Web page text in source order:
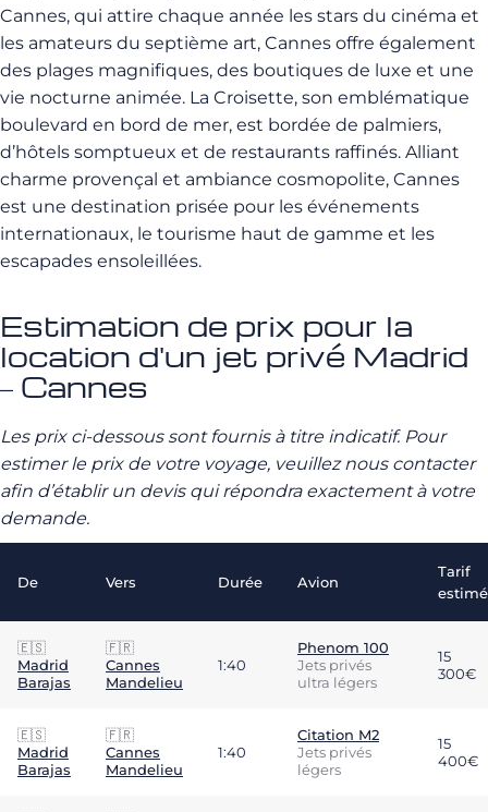
Cannes, qui attire chaque année les stars du cinéma et
les amateurs du septième art, Cannes offre également
des plages magnifiques, des boutiques de luxe et une
vie nocturne animée. La Croisette, son emblématique
boulevard en bord de mer, est bordée de palmiers,
d’hôtels somptueux et de restaurants raffinés. Alliant
charme provençal et ambiance cosmopolite, Cannes
est une destination prisée pour les événements
internationaux, le tourisme haut de gamme et les
escapades ensoleillées.
Estimation de prix pour la
location d'un jet privé Madrid
– Cannes
Les prix ci-dessous sont fournis à titre indicatif. Pour
estimer le prix de votre voyage, veuillez nous contacter
afin d’établir un devis qui répondra exactement à votre
demande.
De Vers Durée Avion
Tarif
estimé
🇪🇸
Madrid
Barajas
🇫🇷
Cannes
Mandelieu
1:40
Phenom 100
Jets privés
ultra légers
15
300€
🇪🇸
Madrid
Barajas
🇫🇷
Cannes
Mandelieu
1:40
Citation M2
Jets privés
légers
15
400€